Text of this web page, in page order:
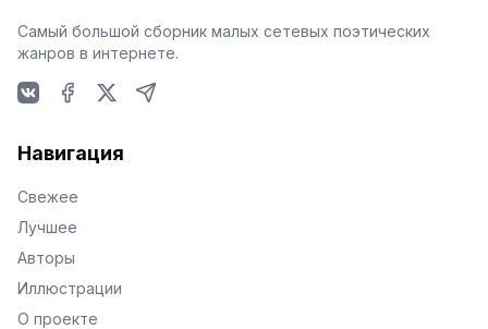
Самый большой сборник малых сетевых поэтических
жанров в интернете.
Навигация
Свежее
Лучшее
Авторы
Иллюстрации
О проекте